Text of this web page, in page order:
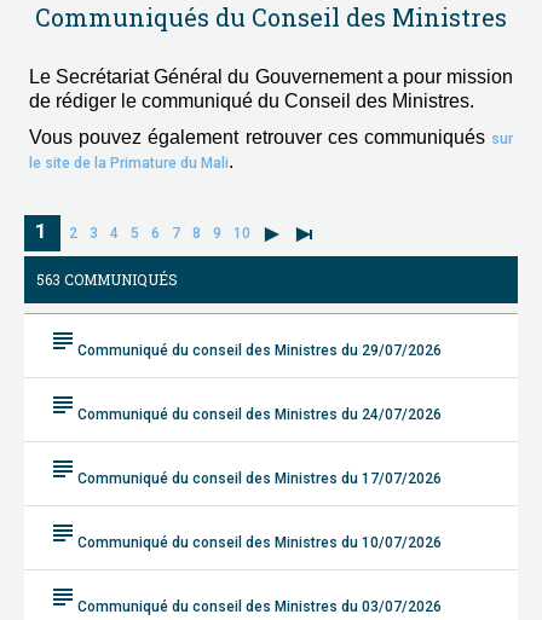
Communiqués du Conseil des Ministres
Le Secrétariat Général du Gouvernement a pour mission
de rédiger le communiqué du Conseil des Ministres.
Vous pouvez également retrouver ces communiqués sur
le site de la Primature du Mali.
1 2 3 4 5 6 7 8 9 10
563 COMMUNIQUÉS
subject Communiqué du conseil des Ministres du 29/07/2026
subject Communiqué du conseil des Ministres du 24/07/2026
subject Communiqué du conseil des Ministres du 17/07/2026
subject Communiqué du conseil des Ministres du 10/07/2026
subject Communiqué du conseil des Ministres du 03/07/2026